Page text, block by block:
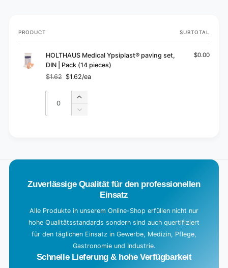
Your
cart
PRODUCT SUBTOTAL
HOLTHAUS Medical Ypsiplast® paving set,
DIN | Pack (14 pieces)
Regular
price
$1.62
Sale
price
$1.62/ea
$0.00
Increase
quantity
Decrease
a
Zuverlässige Qualität für den professionellen
Einsatz
Alle Produkte in unserem Online-Shop erfüllen nicht nur
hohe Qualitätsstandards sondern sind auch quertifiziert
für den täglichen Einsatz in Gewerbe, Medizin, Pflege,
Gastronomie und Industrie.
Schnelle Lieferung & hohe Verfügbarkeit